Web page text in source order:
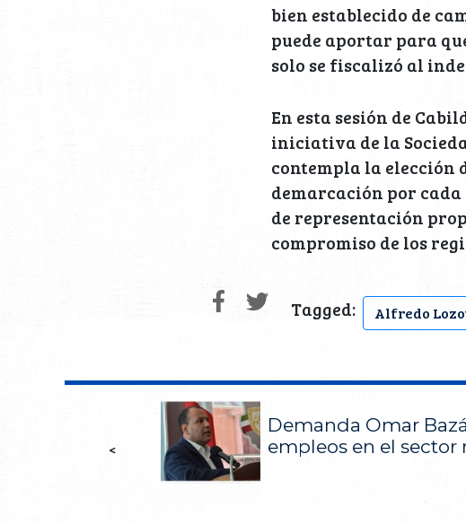
bien establecido de
puede aportar para
solo se fiscalizó al
En esta sesión de
iniciativa de la
contempla la elección
demarcación por cada
de representación
compromiso de los
Tagged: Alfredo
<
Demanda Omar
empleos en el sector